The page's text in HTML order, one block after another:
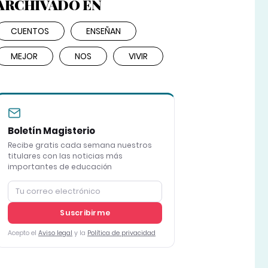
EN
CUENTOS ENSEÑAN
MEJOR NOS VIVIR
Boletín Magisterio
Recibe gratis cada semana nuestros
titulares con las noticias más
importantes de educación
Suscribirme
Acepto el Aviso legal y la Política de privacidad